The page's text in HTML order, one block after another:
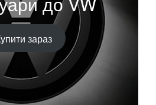
зараз